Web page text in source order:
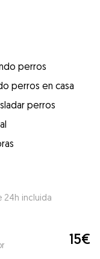
perros
perros en casa
perros
24h incluida
15€